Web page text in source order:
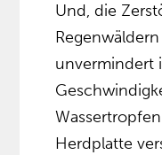
Und, die
unvermindert
Herdplatte